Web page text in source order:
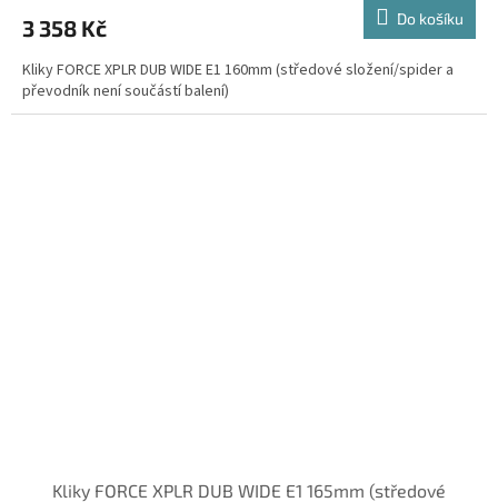
3 358 Kč Do košíku
Kliky FORCE XPLR DUB WIDE E1 160mm (středové složení/spider a
převodník není součástí balení)
Kliky FORCE XPLR DUB WIDE E1 165mm (středové